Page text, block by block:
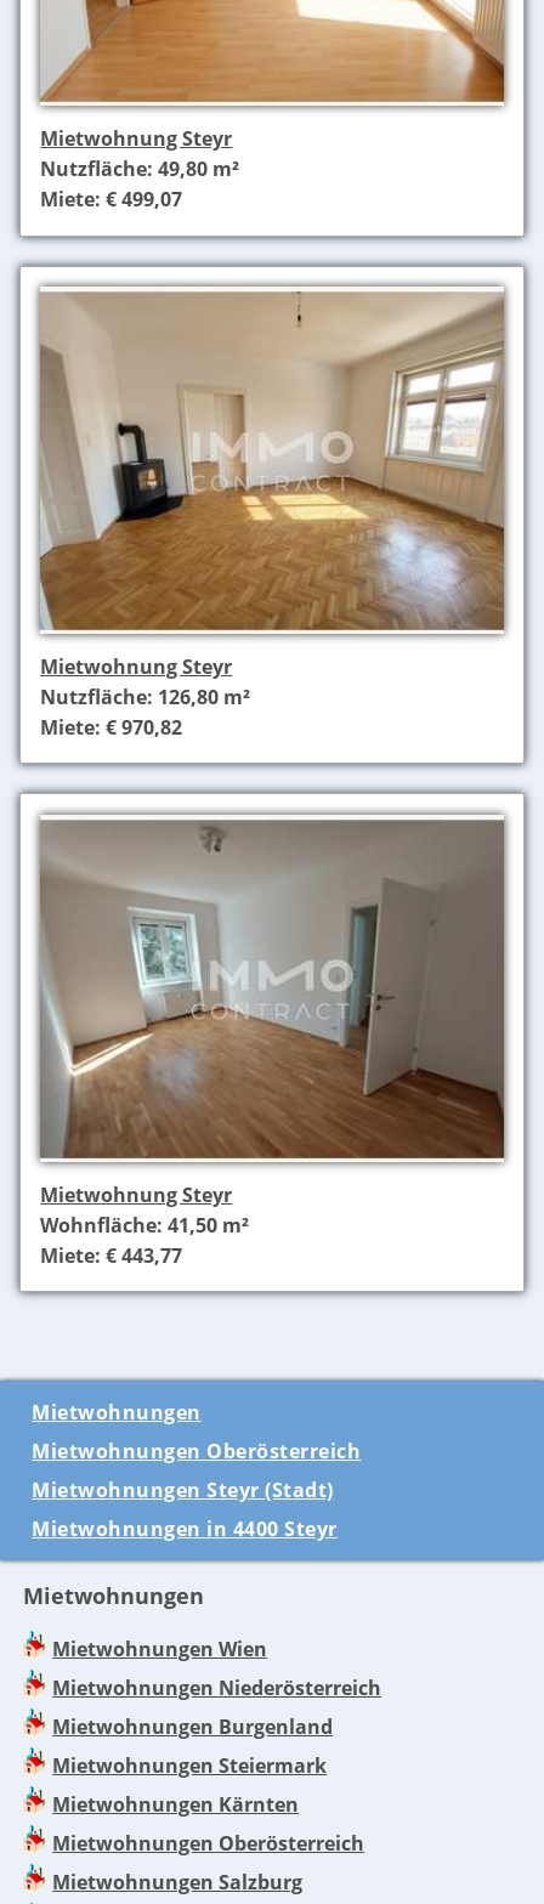
Mietwohnung Steyr
Nutzfläche: 49,80 m²
Miete: € 499,07
Mietwohnung Steyr
Nutzfläche: 126,80 m²
Miete: € 970,82
Mietwohnung Steyr
Wohnfläche: 41,50 m²
Miete: € 443,77
Mietwohnungen
Mietwohnungen Oberösterreich
Mietwohnungen Steyr (Stadt)
Mietwohnungen in 4400 Steyr
Mietwohnungen
Mietwohnungen Wien
Mietwohnungen Niederösterreich
Mietwohnungen Burgenland
Mietwohnungen Steiermark
Mietwohnungen Kärnten
Mietwohnungen Oberösterreich
Mietwohnungen Salzburg